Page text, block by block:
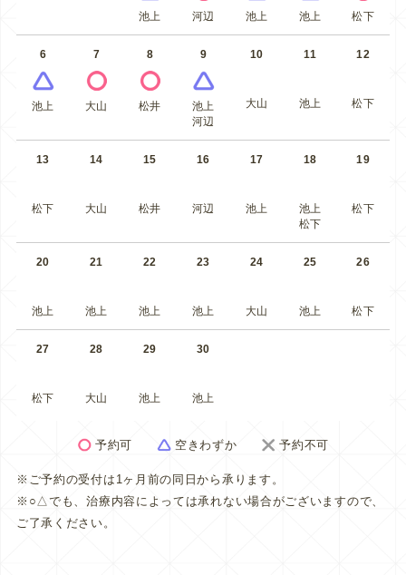
池上 河辺 池上 池上 松下
6
池上
7
大山
8
松井
9
池上
河辺
10
大山
11
池上
12
松下
13
松下
14
大山
15
松井
16
河辺
17
池上
18
池上
松下
19
松下
20
池上
21
池上
22
池上
23
池上
24
大山
25
池上
26
松下
27
松下
28
大山
29
池上
30
池上
予約可 空きわずか 予約不可
※ご予約の受付は1ヶ月前の同日から承ります。
※○△でも、治療内容によっては承れない場合がございますので、
ご了承ください。